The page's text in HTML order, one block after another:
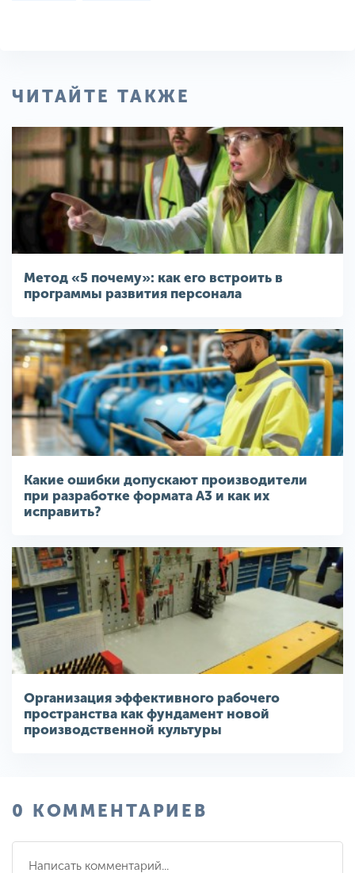
ЧИТАЙТЕ ТАКЖЕ
Метод «5 почему»: как его встроить в
программы развития персонала
Какие ошибки допускают производители
при разработке формата A3 и как их
исправить?
Организация эффективного рабочего
пространства как фундамент новой
производственной культуры
0 КОММЕНТАРИЕВ